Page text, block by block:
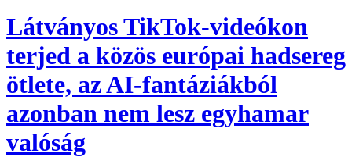
Látványos TikTok-videókon
terjed a közös európai hadsereg
ötlete, az AI-fantáziákból
azonban nem lesz egyhamar
valóság